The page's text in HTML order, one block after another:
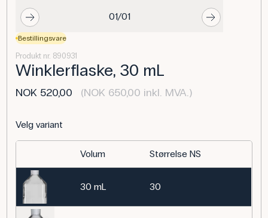
01/01
Bestillingsvare
Produkt nr. 890931
Winklerflaske, 30 mL
NOK 520,00 (NOK 650,00 inkl. MVA.)
Velg variant
Volum Størrelse NS
30 mL 30